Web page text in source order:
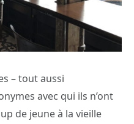
– tout aussi
avec qui ils n’ont
de jeune à la vieille